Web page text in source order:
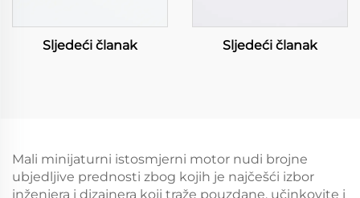
Sljedeći članak Sljedeći članak
Mali minijaturni istosmjerni motor nudi brojne
ubjedljive prednosti zbog kojih je najčešći izbor
inženjera i dizajnera koji traže pouzdane, učinkovite i